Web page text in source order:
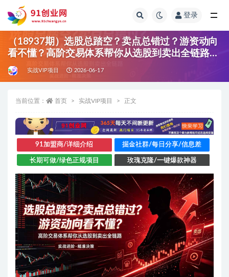
登录
（18937期）选股总踏空？卖点总错过？游资动向
看不懂？高阶交易体系帮你从选股到卖出全链路
（更新6月）
实战VIP项目 2026-06-17
当前位置： 首页 实战VIP项目 正文
91加盟商/详细介绍 掘金社群/每日分享/信息差
长期可做/绿色正规项目 玫瑰克隆/一键爆款神器